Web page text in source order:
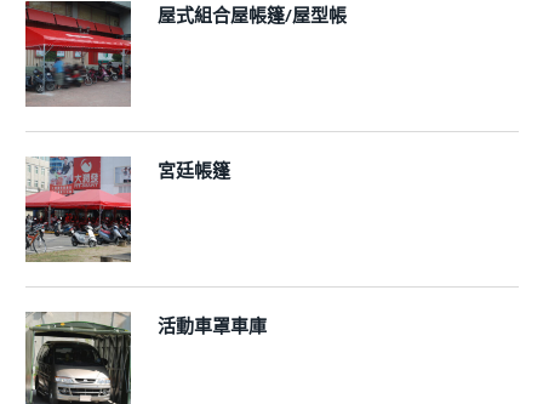
屋式組合屋帳篷/屋型帳
宮廷帳篷
活動車罩車庫